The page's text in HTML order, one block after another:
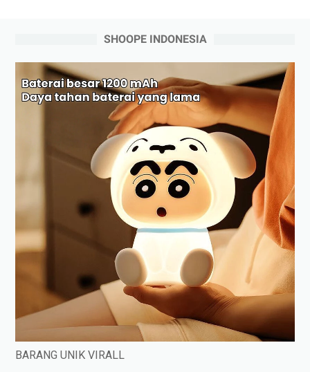
SHOOPE INDONESIA
BARANG UNIK VIRALL